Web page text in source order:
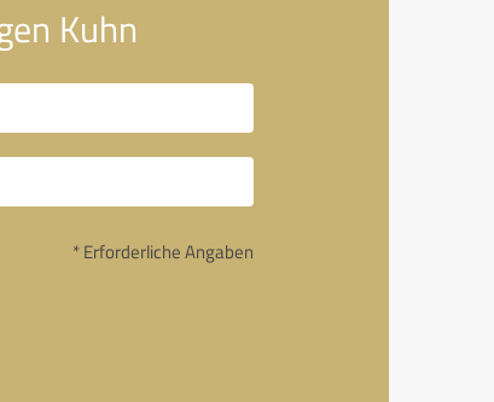
Kuhn
* Erforderliche Angaben